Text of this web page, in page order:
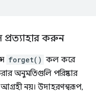
প্রত্যাহার করুন
forget() কল করে
অনুমতিগুলি পরিষ্কার
নয়। উদাহরণস্বরূপ,